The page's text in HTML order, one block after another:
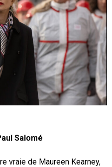
Salomé
vraie de Maureen Kearney,